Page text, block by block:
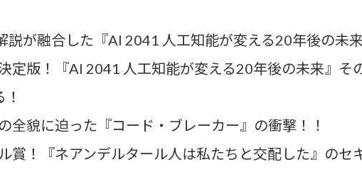
が融合した『AI 2041 人工知能が変える20年後の未来
定版！『AI 2041 人工知能が変える20年後の未来』そ
全貌に迫った『コード・ブレーカー』の衝撃！！
賞！『ネアンデルタール人は私たちと交配した』のセ